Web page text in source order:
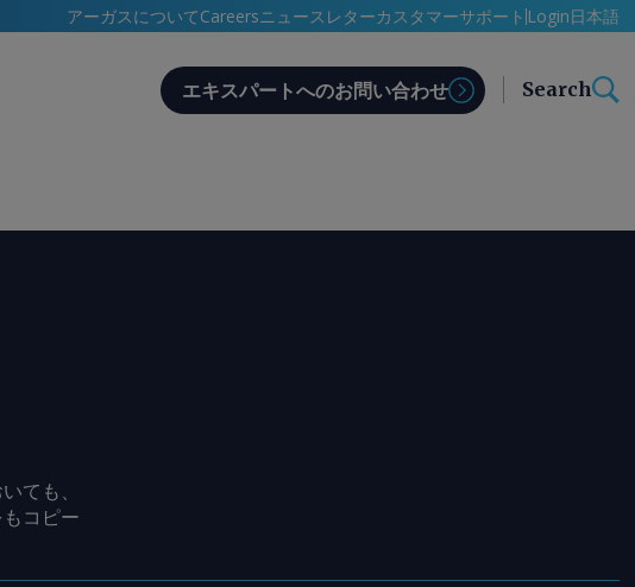
アーガスについてCareersニュースレターカスタマーサポート Login日本語
エキスパートへのお問い合わせ Search
ても、
コピー